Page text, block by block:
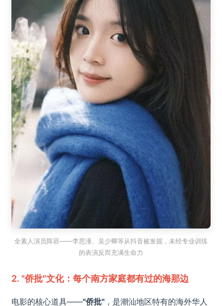
全素人演员阵容——李思潼、吴少卿等从抖音被发掘，未经专业训练
的表演反而充满生命力
2. "侨批"文化：每个南方家庭都有过的海那边
电影的核心道具——"侨批" ，是潮汕地区特有的海外华人